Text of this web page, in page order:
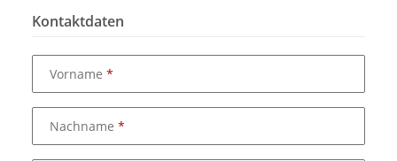
Kontaktdaten
Vorname
Nachname